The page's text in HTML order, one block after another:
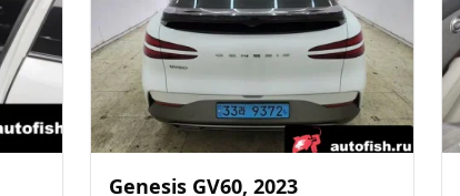
Genesis GV60, 2023